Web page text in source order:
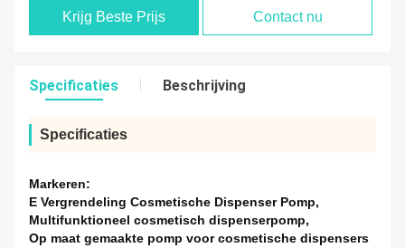
Krijg Beste Prijs Contact nu
Specificaties Beschrijving
Specificaties
Markeren:
E Vergrendeling Cosmetische Dispenser Pomp,
Multifunktioneel cosmetisch dispenserpomp,
Op maat gemaakte pomp voor cosmetische dispensers